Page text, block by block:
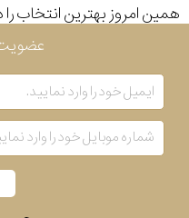
همین امروز بهترین انتخاب را
در
ساعت
جنس
عضویت